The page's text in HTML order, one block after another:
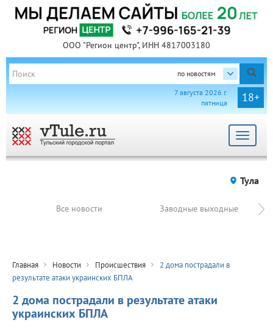
ООО "Регион центр", ИНН 4817003180
по новостям
18+
7 августа 2026 г.
пятница
Toggle
Тула
Все новости Заводные выходные
Главная Новости Происшествия
2 дома пострадали в
результате атаки украинских БПЛА
2 дома пострадали в результате атаки
украинских БПЛА